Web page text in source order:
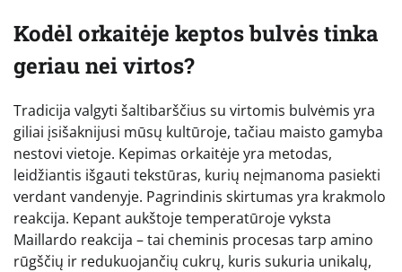
Kodėl orkaitėje keptos bulvės tinka
geriau nei virtos?
Tradicija valgyti šaltibarščius su virtomis bulvėmis yra
giliai įsišaknijusi mūsų kultūroje, tačiau maisto gamyba
nestovi vietoje. Kepimas orkaitėje yra metodas,
leidžiantis išgauti tekstūras, kurių neįmanoma pasiekti
verdant vandenyje. Pagrindinis skirtumas yra krakmolo
reakcija. Kepant aukštoje temperatūroje vyksta
Maillardo reakcija – tai cheminis procesas tarp amino
rūgščių ir redukuojančių cukrų, kuris sukuria unikalų,